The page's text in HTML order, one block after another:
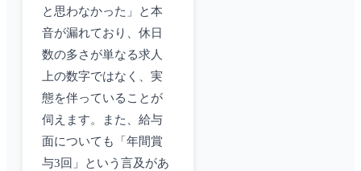
と思わなかった」と本
音が漏れており、休日
数の多さが単なる求人
上の数字ではなく、実
態を伴っていることが
伺えます。また、給与
面についても「年間賞
与3回」という言及があ